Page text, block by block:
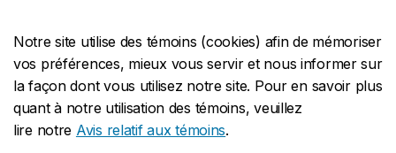
Notre site utilise des témoins (cookies) afin de mémoriser
vos préférences, mieux vous servir et nous informer sur
la façon dont vous utilisez notre site. Pour en savoir plus
quant à notre utilisation des témoins, veuillez
lire notre Avis relatif aux témoins.
CENTRALE514-848-2424
URGENCE514-848-3717
Protection et prévention | Accessibilité | Confidentialité
Conditions d'utilisation |